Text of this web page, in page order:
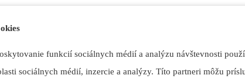
vybraných selektívne rafinovaných základových olejov
funkcií sociálnych médií a analýzu návštevnosti
sociálnych médií, inzercie a analýzy. Títo partneri môžu